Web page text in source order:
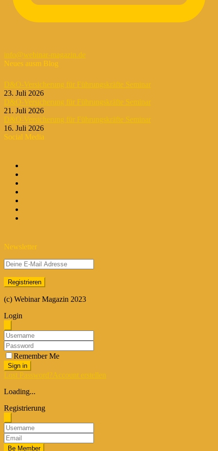
info@webinar-magazin.de
Neues ausm Blog
D&O-Versicherung für Führungskräfte Seminar
23. Juli 2026
D&O-Versicherung für Führungskräfte Seminar
21. Juli 2026
D&O-Versicherung für Führungskräfte Seminar
16. Juli 2026
Social Media
Newsletter
(c) Webinar Magazin 2023
Login
Remember Me
Sign in
Lost Password?Account erstellen
Loading...
Registrierung
Be Member